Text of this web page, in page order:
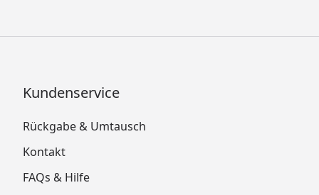
Kundenservice
Rückgabe & Umtausch
Kontakt
FAQs & Hilfe